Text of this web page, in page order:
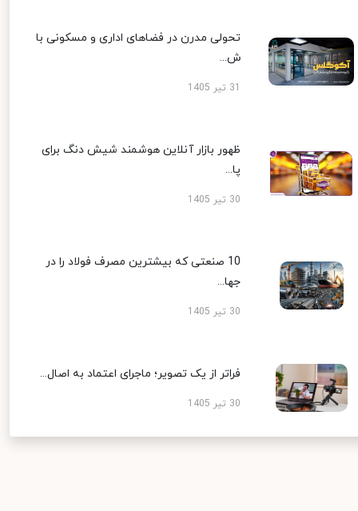
تحولی مدرن در فضاهای اداری و مسکونی با
ش...
ظهور بازار آنلاین هوشمند شیش دنگ برای
پا...
30 تیر 1405
10 صنعتی که بیشترین مصرف فولاد را در
جها...
30 تیر 1405
فراتر از یک تصویر؛ ماجرای اعتماد به اصال...
30 تیر 1405